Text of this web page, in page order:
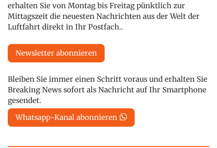
erhalten Sie von Montag bis Freitag pünktlich zur
Mittagszeit die neuesten Nachrichten aus der Welt der
Luftfahrt direkt in Ihr Postfach..
Newsletter abonnieren
Bleiben Sie immer einen Schritt voraus und erhalten Sie
Breaking News sofort als Nachricht auf Ihr Smartphone
gesendet.
Whatsapp-Kanal abonnieren